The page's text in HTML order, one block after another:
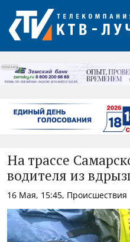
РЕКЛАМА
На трассе
водителя из
16 Мая, 15:45, Происшествия